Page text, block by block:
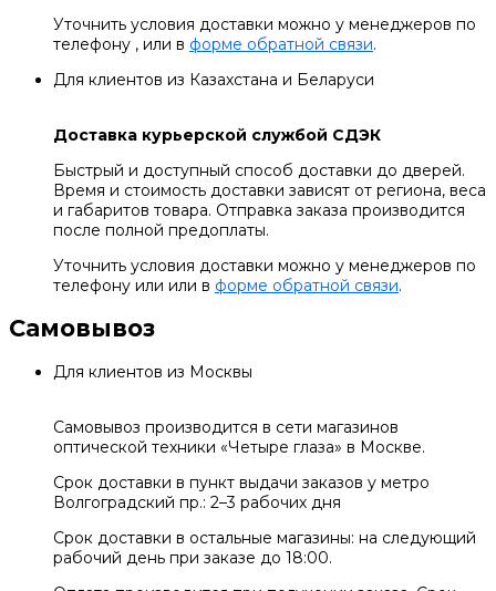
Уточнить условия доставки можно у менеджеров по
телефону , или в форме обратной связи.
Для клиентов из Казахстана и Беларуси
Доставка курьерской службой СДЭК
Быстрый и доступный способ доставки до дверей.
Время и стоимость доставки зависят от региона, веса
и габаритов товара. Отправка заказа производится
после полной предоплаты.
Уточнить условия доставки можно у менеджеров по
телефону или или в форме обратной связи.
Самовывоз
Для клиентов из Москвы
Самовывоз производится в сети магазинов
оптической техники «Четыре глаза» в Москве.
Срок доставки в пункт выдачи заказов у метро
Волгоградский пр.: 2–3 рабочих дня
Срок доставки в остальные магазины: на следующий
рабочий день при заказе до 18:00.